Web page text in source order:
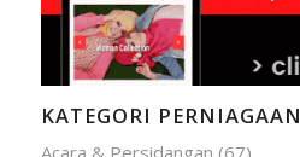
KATEGORI PERNIAGAAN
Acara & Persidangan (67)